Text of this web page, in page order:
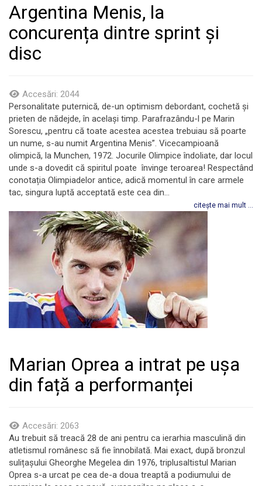
Argentina Menis, la
concurența dintre sprint și
disc
Accesări: 2044
Personalitate puternică, de-un optimism debordant, cochetă și
prieten de nădejde, în același timp. Parafrazându-l pe Marin
Sorescu, „pentru că toate acestea acestea trebuiau să poarte
un nume, s-au numit Argentina Menis”. Vicecampioană
olimpică, la Munchen, 1972. Jocurile Olimpice îndoliate, dar locul
unde s-a dovedit că spiritul poate învinge teroarea! Respectând
conotația Olimpiadelor antice, adică momentul în care armele
tac, singura luptă acceptată este cea din...
citește mai mult ...
Marian Oprea a intrat pe ușa
din față a performanței
Accesări: 2063
Au trebuit să treacă 28 de ani pentru ca ierarhia masculină din
atletismul românesc să fie înnobilată. Mai exact, după bronzul
sulițașului Gheorghe Megelea din 1976, triplusaltistul Marian
Oprea s-a urcat pe cea de-a doua treaptă a podiumului de